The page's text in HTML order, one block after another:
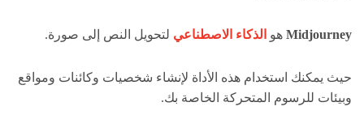
Midjourney هو الذكاء الاصطناعي لتحويل النص إلى صورة.
حيث يمكنك استخدام هذه الأداة لإنشاء شخصيات وكائنات ومواقع
وبيئات للرسوم المتحركة الخاصة بك.